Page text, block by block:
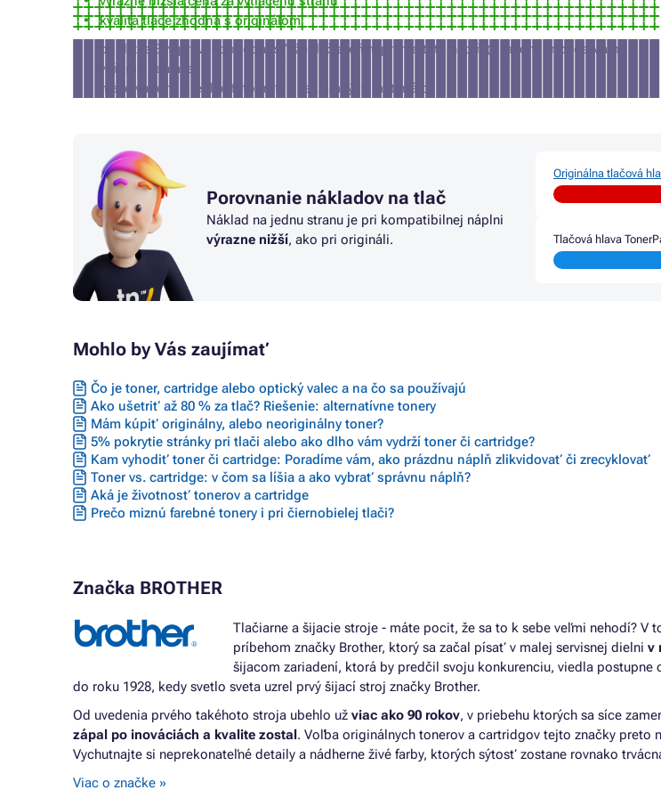
kvalita tlače zhodná s originálom
približne 3% pravdepodobnosť, že tlačiareň nepríjme túto náplň (v takom prípade Vám
vrátime peniaze)
nie je vhodná pre tlač fotografií a reklamných materiálov
Porovnanie nákladov na tlač
Náklad na jednu stranu je pri kompatibilnej náplni
výrazne nižší, ako pri origináli.
Originálna tlačová
Tlačová hlava
Mohlo by Vás zaujímať
Čo je toner, cartridge alebo optický valec a na čo sa používajú
Ako ušetriť až 80 % za tlač? Riešenie: alternatívne tonery
Mám kúpiť originálny, alebo neoriginálny toner?
5% pokrytie stránky pri tlači alebo ako dlho vám vydrží toner či cartridge?
Kam vyhodiť toner či cartridge: Poradíme vám, ako prázdnu náplň zlikvidovať či zrecyklovať
Toner vs. cartridge: v čom sa líšia a ako vybrať správnu náplň?
Aká je životnosť tonerov a cartridge
Prečo miznú farebné tonery i pri čiernobielej tlači?
Značka BROTHER
Tlačiarne a šijacie stroje - máte pocit, že sa to k sebe veľmi nehodí? V
príbehom značky Brother, ktorý sa začal písať v malej servisnej dielni v
šijacom zariadení, ktorá by predčil svoju konkurenciu, viedla postupne
do roku 1928, kedy svetlo sveta uzrel prvý šijací stroj značky Brother.
Od uvedenia prvého takéhoto stroja ubehlo už viac ako 90 rokov, v priebehu ktorých sa síce
zápal po inováciách a kvalite zostal. Voľba originálnych tonerov a cartridgov tejto značky preto
Vychutnajte si neprekonateľné detaily a nádherne živé farby, ktorých sýtosť zostane rovnako
Viac o značke »